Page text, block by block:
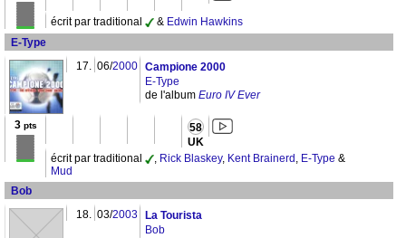
écrit par traditional & Edwin Hawkins
E-Type
17. 06/2000 Campione 2000
E-Type
de l'album Euro IV Ever
3pts 58
UK
écrit par traditional , Rick Blaskey, Kent Brainerd , E-Type &
Mud
Bob
18. 03/2003
La Tourista
Bob